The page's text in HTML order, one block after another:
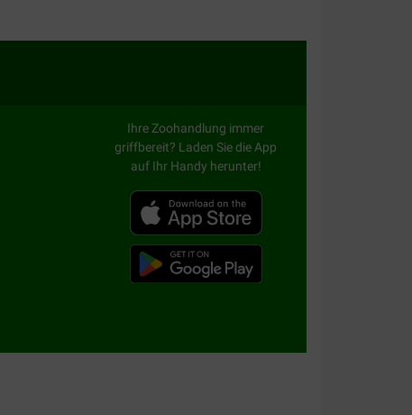
Ihre Zoohandlung immer
griffbereit? Laden Sie die App
auf Ihr Handy herunter!